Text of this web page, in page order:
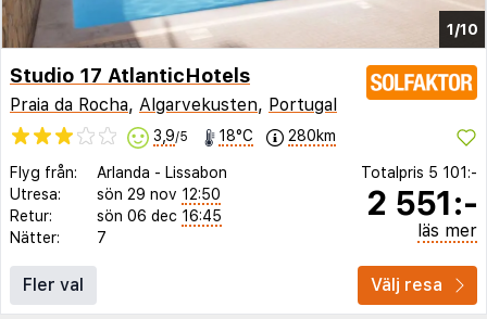
1/10
Studio 17 AtlanticHotels
Praia da Rocha, Algarvekusten, Portugal
3,9/5 18°C 280km
Flyg från: Arlanda - Lissabon
Utresa:
sön 29 nov 12:50
Retur:
sön 06 dec 16:45
Nätter:
7
Totalpris 5 101:-
2 551:-
läs mer
Fler val Välj resa